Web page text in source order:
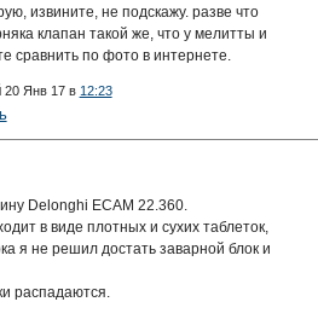
извините, не подскажу. разве что
клапан такой же, что у мелитты и
сравнить по фото в интернете.
20 Янв 17 в 12:23
Delonghi ECAM 22.360.
в виде плотных и сухих таблеток,
я не решил достать заварной блок и
распадаются.